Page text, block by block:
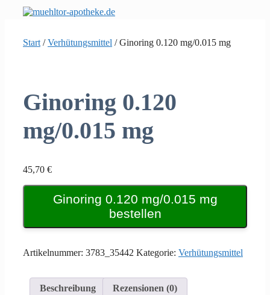
Start /Verhütungsmittel / Ginoring 0.120 mg/0.015 mg
Ginoring 0.120
mg/0.015 mg
45,70 €
Ginoring 0.120 mg/0.015 mg
bestellen
Artikelnummer: 3783_35442 Kategorie: Verhütungsmittel
Beschreibung Rezensionen (0)